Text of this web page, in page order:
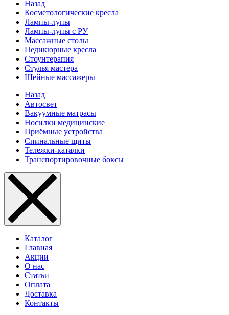
Назад
Косметологические кресла
Лампы-лупы
Лампы-лупы с РУ
Массажные столы
Педикюрные кресла
Стоунтерапия
Стулья мастера
Шейные массажеры
Назад
Автосвет
Вакуумные матрасы
Носилки медицинские
Приёмные устройства
Спинальные щиты
Тележки-каталки
Транспортировочные боксы
Каталог
Главная
Акции
О нас
Статьи
Оплата
Доставка
Контакты